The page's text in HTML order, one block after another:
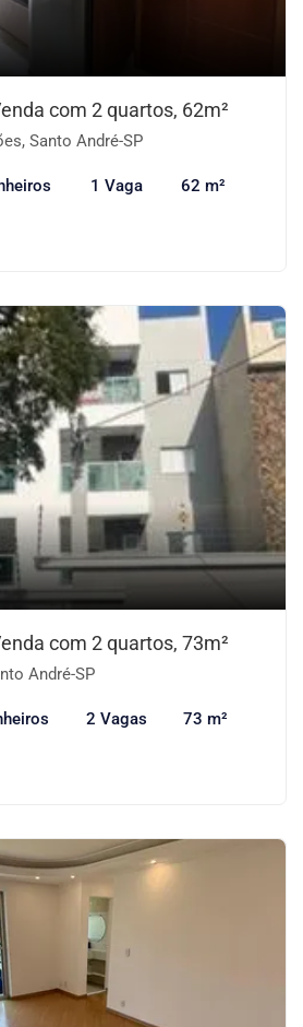
com 2 quartos, 62m²
Santo André-SP
1 Vaga 62 m²
com 2 quartos, 73m²
André-SP
2 Vagas 73 m²